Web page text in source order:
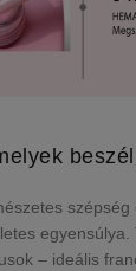
szépség
egyensúlya.
– ideális